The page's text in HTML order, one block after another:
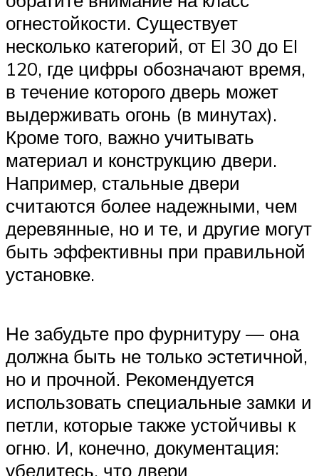
огнестойкости. Существует
несколько категорий, от EI 30 до EI
120, где цифры обозначают время,
в течение которого дверь может
выдерживать огонь (в минутах).
Кроме того, важно учитывать
материал и конструкцию двери.
Например, стальные двери
считаются более надежными, чем
деревянные, но и те, и другие могут
быть эффективны при правильной
установке.
Не забудьте про фурнитуру — она
должна быть не только эстетичной,
но и прочной. Рекомендуется
использовать специальные замки и
петли, которые также устойчивы к
огню. И, конечно, документация:
убедитесь, что двери